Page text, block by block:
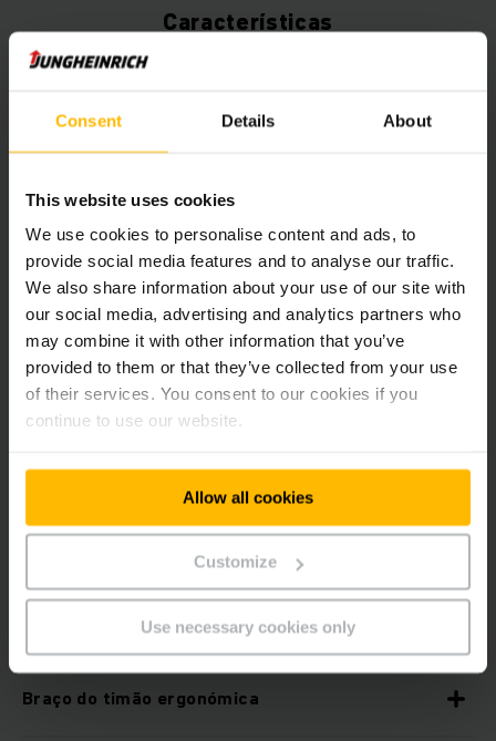
Consent Details About
This website uses cookies
We use cookies to personalise content and ads, to
provide social media features and to analyse our traffic.
We also share information about your use of our site with
our social media, advertising and analytics partners who
may combine it with other information that you’ve
provided to them or that they’ve collected from your use
of their services. You consent to our cookies if you
continue to use our website.
Allow all cookies
Customize
Use necessary cookies only
Características
Disponível com tecnologia de iões de lítio
Construção robusta mesmo para as aplicações
mais exigentes
Excelente estabilidade na deslocação em
Redução dos custos de manutenção
Compensação do nível através de elevação de
Braço do timão ergonómica